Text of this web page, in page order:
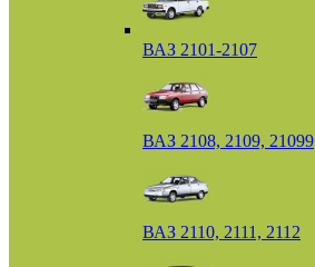
ВАЗ 2101-2107
ВАЗ 2108, 2109, 21099
ВАЗ 2110, 2111, 2112